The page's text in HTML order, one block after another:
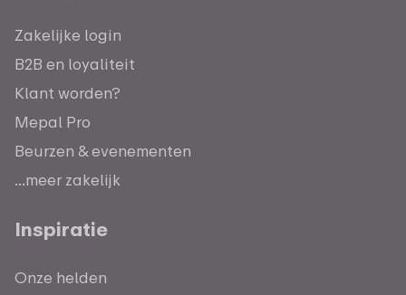
Zakelijke login
B2B en loyaliteit
Klant worden?
Mepal Pro
Beurzen & evenementen
...meer zakelijk
Inspiratie
Onze helden